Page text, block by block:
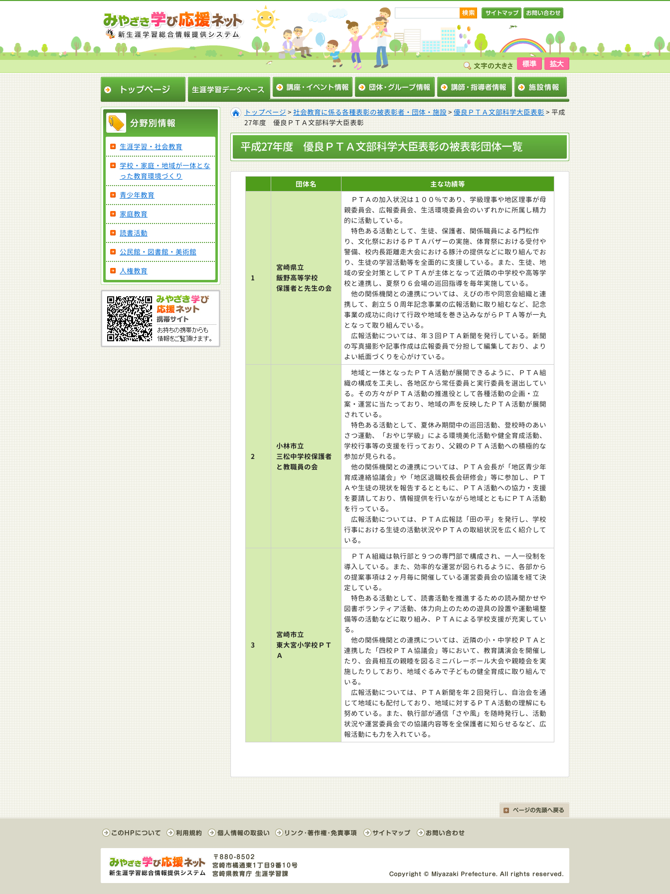
サイトマップ
トップページ > 社会教育に係る各種表彰の被表彰者・団体・施設 > 優良ＰＴＡ文部科学大臣表彰 > 平成
27年度 優良ＰＴＡ文部科学大臣表彰
平成27年度 優良ＰＴＡ文部科学大臣表彰の被表彰団体一覧
団体名 主な功績等
1
宮崎県立
飯野高等学校
保護者と先生の会
ＰＴＡの加入状況は１００％であり、学級理事や地区理事が母
親委員会、広報委員会、生活環境委員会のいずれかに所属し精力
的に活動している。
特色ある活動として、生徒、保護者、関係職員による門松作
り、文化祭におけるＰＴＡバザーの実施、体育祭における受付や
警備、校内長距離走大会における豚汁の提供などに取り組んでお
り、生徒の学習活動等を全面的に支援している。また、生徒、地
域の安全対策としてＰＴＡが主体となって近隣の中学校や高等学
校と連携し、夏祭り６会場の巡回指導を毎年実施している。
他の関係機関との連携については、えびの市や同窓会組織と連
携して、創立５０周年記念事業の広報活動に取り組むなど、記念
事業の成功に向けて行政や地域を巻き込みながらＰＴＡ等が一丸
となって取り組んでいる。
広報活動については、年３回ＰＴＡ新聞を発行している。新聞
の写真撮影や記事作成は広報委員で分担して編集しており、より
よい紙面づくりを心がけている。
2
小林市立
三松中学校保護者
と教職員の会
地域と一体となったＰＴＡ活動が展開できるように、ＰＴＡ組
織の構成を工夫し、各地区から常任委員と実行委員を選出してい
る。その方々がＰＴＡ活動の推進役として各種活動の企画・立
案・運営に当たっており、地域の声を反映したＰＴＡ活動が展開
されている。
特色ある活動として、夏休み期間中の巡回活動、登校時のあい
さつ運動、「おやじ学級」による環境美化活動や健全育成活動、
学校行事等の支援を行っており、父親のＰＴＡ活動への積極的な
参加が見られる。
他の関係機関との連携については、ＰＴＡ会長が「地区青少年
育成連絡協議会」や「地区退職校長会研修会」等に参加し、ＰＴ
Ａや生徒の現状を報告するとともに、ＰＴＡ活動への協力・支援
を要請しており、情報提供を行いながら地域とともにＰＴＡ活動
を行っている。
広報活動については、ＰＴＡ広報誌「田の平」を発行し、学校
行事における生徒の活動状況やＰＴＡの取組状況を広く紹介して
いる。
3
宮崎市立
東大宮小学校ＰＴ
Ａ
ＰＴＡ組織は執行部と９つの専門部で構成され、一人一役制を
導入している。また、効率的な運営が図られるように、各部から
の提案事項は２ヶ月毎に開催している運営委員会の協議を経て決
定している。
特色ある活動として、読書活動を推進するための読み聞かせや
図書ボランティア活動、体力向上のための遊具の設置や運動場整
備等の活動などに取り組み、ＰＴＡによる学校支援が充実してい
る。
他の関係機関との連携については、近隣の小・中学校ＰＴＡと
連携した「四校ＰＴＡ協議会」等において、教育講演会を開催し
たり、会員相互の親睦を図るミニバレーボール大会や親睦会を実
施したりしており、地域ぐるみで子どもの健全育成に取り組んで
いる。
広報活動については、ＰＴＡ新聞を年２回発行し、自治会を通
じて地域にも配付しており、地域に対するＰＴＡ活動の理解にも
努めている。また、執行部が通信「さや風」を随時発行し、活動
状況や運営委員会での協議内容等を全保護者に知らせるなど、広
報活動にも力を入れている。
生涯学習・社会教育
学校・家庭・地域が一体とな
った教育環境づくり
青少年教育
家庭教育
読書活動
公民館・図書館・美術館
人権教育